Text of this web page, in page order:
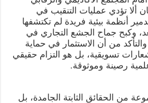
ألا تؤدي عمليات التنقيب في
أنظمة بيئية فريدة لم تكتشفها
وكبح جماح الجشع التجاري في
من أن الاستثمار في حماية
تسويقية، بل هو التزام حقيقي
رصينة وموثوقة.
من الحقائق الثابتة الجامدة، بل